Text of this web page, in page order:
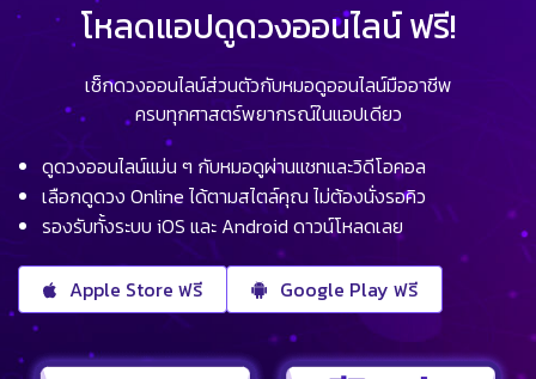
โหลดแอปดูดวงออนไลน์ ฟรี!
เช็กดวงออนไลน์ส่วนตัวกับหมอดูออนไลน์มืออาชีพ
ครบทุกศาสตร์พยากรณ์ในแอปเดียว
ดูดวงออนไลน์แม่น ๆ กับหมอดูผ่านแชทและวิดีโอคอล
เลือกดูดวง Online ได้ตามสไตล์คุณ ไม่ต้องนั่งรอคิว
รองรับทั้งระบบ iOS และ Android ดาวน์โหลดเลย
Apple Store ฟรี Google Play ฟรี